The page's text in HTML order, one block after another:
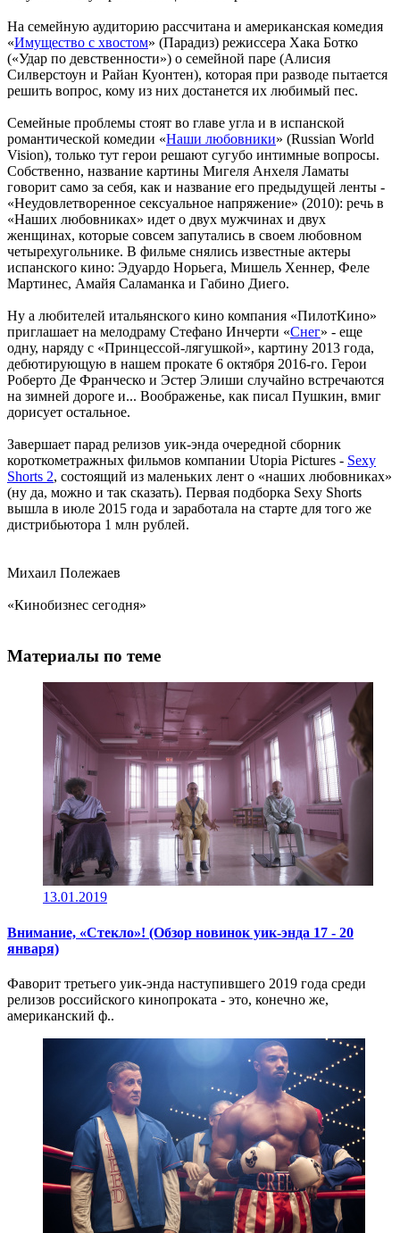
На семейную аудиторию рассчитана и американская комедия
«Имущество с хвостом» (Парадиз) режиссера Хака Ботко
(«Удар по девственности») о семейной паре (Алисия
Силверстоун и Райан Куонтен), которая при разводе пытается
решить вопрос, кому из них достанется их любимый пес.
Семейные проблемы стоят во главе угла и в испанской
романтической комедии «Наши любовники» (Russian World
Vision), только тут герои решают сугубо интимные вопросы.
Собственно, название картины Мигеля Анхеля Ламаты
говорит само за себя, как и название его предыдущей ленты -
«Неудовлетворенное сексуальное напряжение» (2010): речь в
«Наших любовниках» идет о двух мужчинах и двух
женщинах, которые совсем запутались в своем любовном
четырехугольнике. В фильме снялись известные актеры
испанского кино: Эдуардо Норьега, Мишель Хеннер, Феле
Мартинес, Амайя Саламанка и Габино Диего.
Ну а любителей итальянского кино компания «ПилотКино»
приглашает на мелодраму Стефано Инчерти «Снег» - еще
одну, наряду с «Принцессой-лягушкой», картину 2013 года,
дебютирующую в нашем прокате 6 октября 2016-го. Герои
Роберто Де Франческо и Эстер Элиши случайно встречаются
на зимней дороге и... Воображенье, как писал Пушкин, вмиг
дорисует остальное.
Завершает парад релизов уик-энда очередной сборник
короткометражных фильмов компании Utopia Pictures - Sexy
Shorts 2, состоящий из маленьких лент о «наших любовниках»
(ну да, можно и так сказать). Первая подборка Sexy Shorts
вышла в июле 2015 года и заработала на старте для того же
дистрибьютора 1 млн рублей.
Михаил Полежаев
«Кинобизнес сегодня»
Материалы по теме
13.01.2019
Внимание, «Стекло»! (Обзор новинок уик-энда 17 - 20
января)
Фаворит третьего уик-энда наступившего 2019 года среди
релизов российского кинопроката - это, конечно же,
американский ф..